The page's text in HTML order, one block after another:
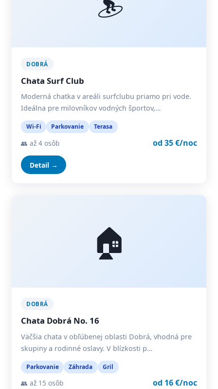
DOBRÁ
Chata Surf Club
Moderná chatka v areáli surfclubu priamo pri vode.
Ideálna pre milovníkov vodných športov,…
Wi-Fi Parkovanie Terasa
👥 až 4 osôb od 35 €/noc
Detail →
🏠
DOBRÁ
Chata Dobrá No. 16
Väčšia chata v obľúbenej oblasti Dobrá, vhodná pre
skupiny a rodinné oslavy. V blízkosti p…
Parkovanie Záhrada Gril
👥 až 15 osôb od 16 €/noc